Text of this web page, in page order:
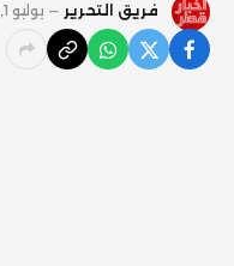
فريق التحرير يوليو 1, 2025